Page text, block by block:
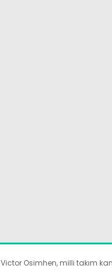
Victor Osimhen, milli takım